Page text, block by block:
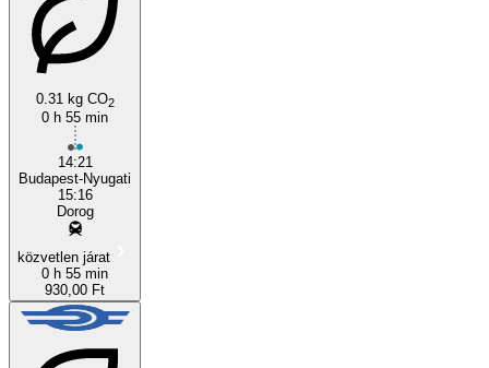
0.31 kg CO2
0 h 55 min
14:21
Budapest-Nyugati
15:16
Dorog
közvetlen járat
0 h 55 min
930,00 Ft